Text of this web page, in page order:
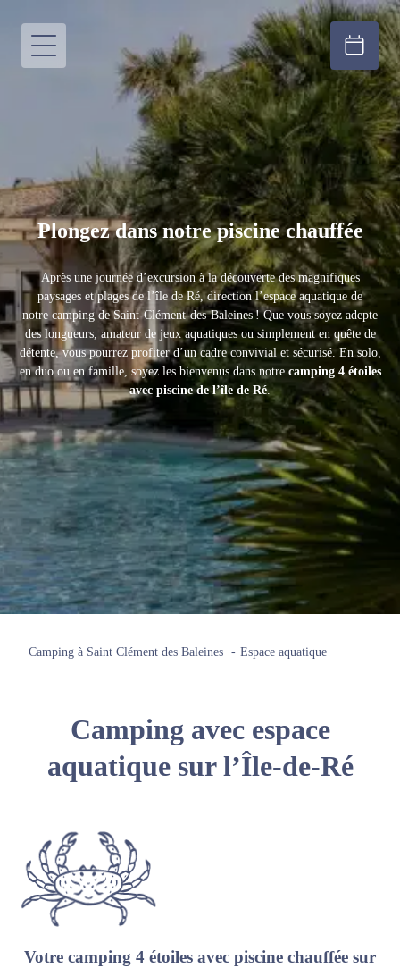
Plongez dans notre piscine chauffée
Après une journée d’excursion à la découverte des magnifiques
paysages et plages de l’île de Ré, direction l’espace aquatique de
notre camping de Saint-Clément-des-Baleines ! Que vous soyez adepte
des longueurs, amateur de jeux aquatiques ou simplement en quête de
détente, vous pourrez profiter d’un cadre convivial et sécurisé. En solo,
en duo ou en famille, soyez les bienvenus dans notre camping 4 étoiles
avec piscine de l’île de Ré.
Camping à Saint Clément des Baleines Espace aquatique
Camping avec espace
aquatique sur l’Île-de-Ré
Votre camping 4 étoiles avec piscine chauffée sur